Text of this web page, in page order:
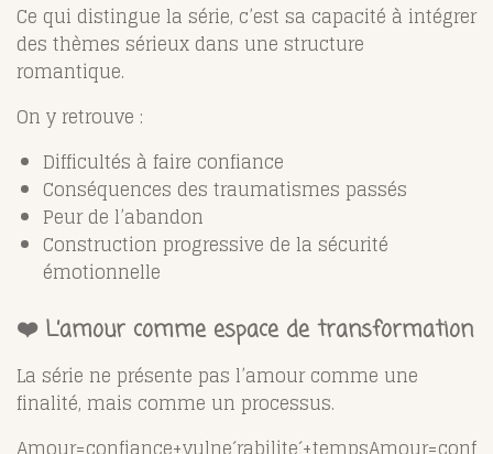
Ce qui distingue la série, c’est sa capacité à intégrer
des thèmes sérieux dans une structure
romantique.
On y retrouve :
Difficultés à faire confiance
Conséquences des traumatismes passés
Peur de l’abandon
Construction progressive de la sécurité
émotionnelle
❤️ L’amour comme espace de transformation
La série ne présente pas l’amour comme une
finalité, mais comme un processus.